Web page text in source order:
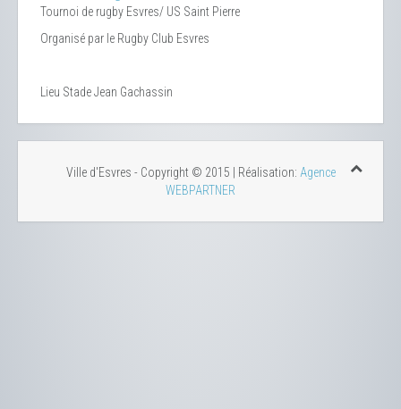
Tournoi de rugby Esvres/ US Saint Pierre
Organisé par le Rugby Club Esvres
Lieu Stade Jean Gachassin
Ville d'Esvres - Copyright © 2015 | Réalisation: Agence
WEBPARTNER